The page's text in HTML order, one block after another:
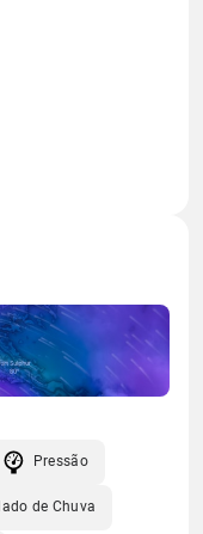
Pressão
de Chuva